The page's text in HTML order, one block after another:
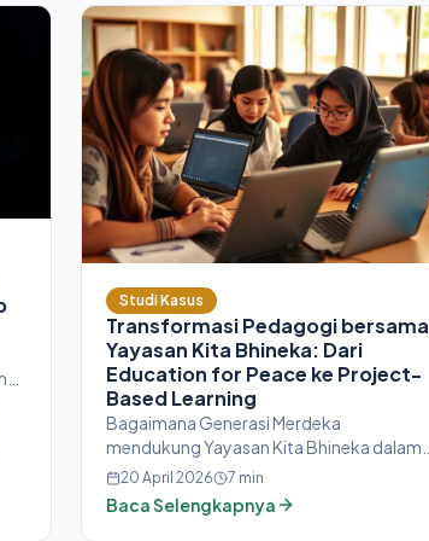
Studi Kasus
Transformasi Pedagogi bersama
Yayasan Kita Bhineka: Dari
Education for Peace ke Project-
Based Learning
Bagaimana Generasi Merdeka
mendukung Yayasan Kita Bhineka dalam
transformasi pedagogi dari Education
for Peace ke structured Project-Based
Learning, dilengkapi experiential-based
20 April 2026 7 min
Baca Selengkapnya